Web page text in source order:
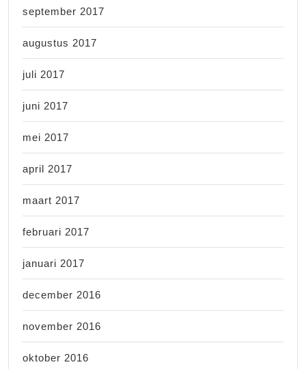
september 2017
augustus 2017
juli 2017
juni 2017
mei 2017
april 2017
maart 2017
februari 2017
januari 2017
december 2016
november 2016
oktober 2016